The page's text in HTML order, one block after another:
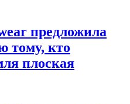
предложила
тому, кто
плоская